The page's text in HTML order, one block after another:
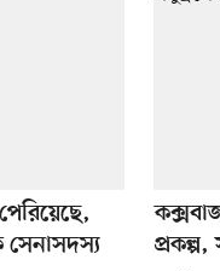
সেনাসদস্য